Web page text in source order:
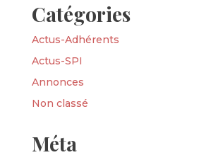
Catégories
Actus-Adhérents
Actus-SPI
Annonces
Non classé
Méta